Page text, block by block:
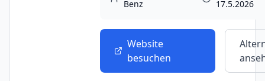
Benz
17.5.2026
Website
besuchen